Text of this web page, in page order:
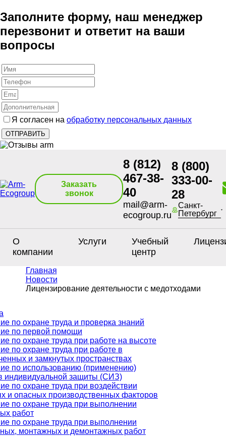
Заполните форму, наш менеджер
перезвонит и ответит на ваши
вопросы
Я согласен на обработку персональных данных
Заказать
звонок
8 (812)
467-38-
40
mail@arm-
ecogroup.ru
8 (800)
333-00-
28
Санкт-
Петербург
О
компании
Услуги
Учебный
центр
Главная
Новости
Лицензирование деятельности с медотходами
по охране труда и проверка знаний
по первой помощи
по охране труда при работе на высоте
по охране труда при работе в
и замкнутых пространствах
по использованию (применению)
индивидуальной защиты (СИЗ)
по охране труда при воздействии
и опасных производственных факторов
по охране труда при выполнении
работ
по охране труда при выполнении
монтажных и демонтажных работ